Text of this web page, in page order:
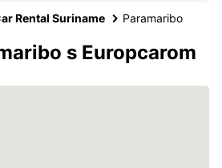
Rental Suriname Paramaribo
s Europcarom